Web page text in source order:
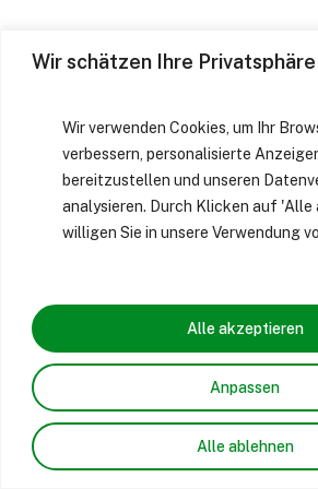
Wir schätzen Ihre Privatsphäre
Wir verwenden Cookies, um Ihr
verbessern, personalisierte
bereitzustellen und unseren
analysieren. Durch Klicken auf 'Alle
willigen Sie in unsere Verwendung
Anpassen
Alle ablehnen
Alle akzeptieren